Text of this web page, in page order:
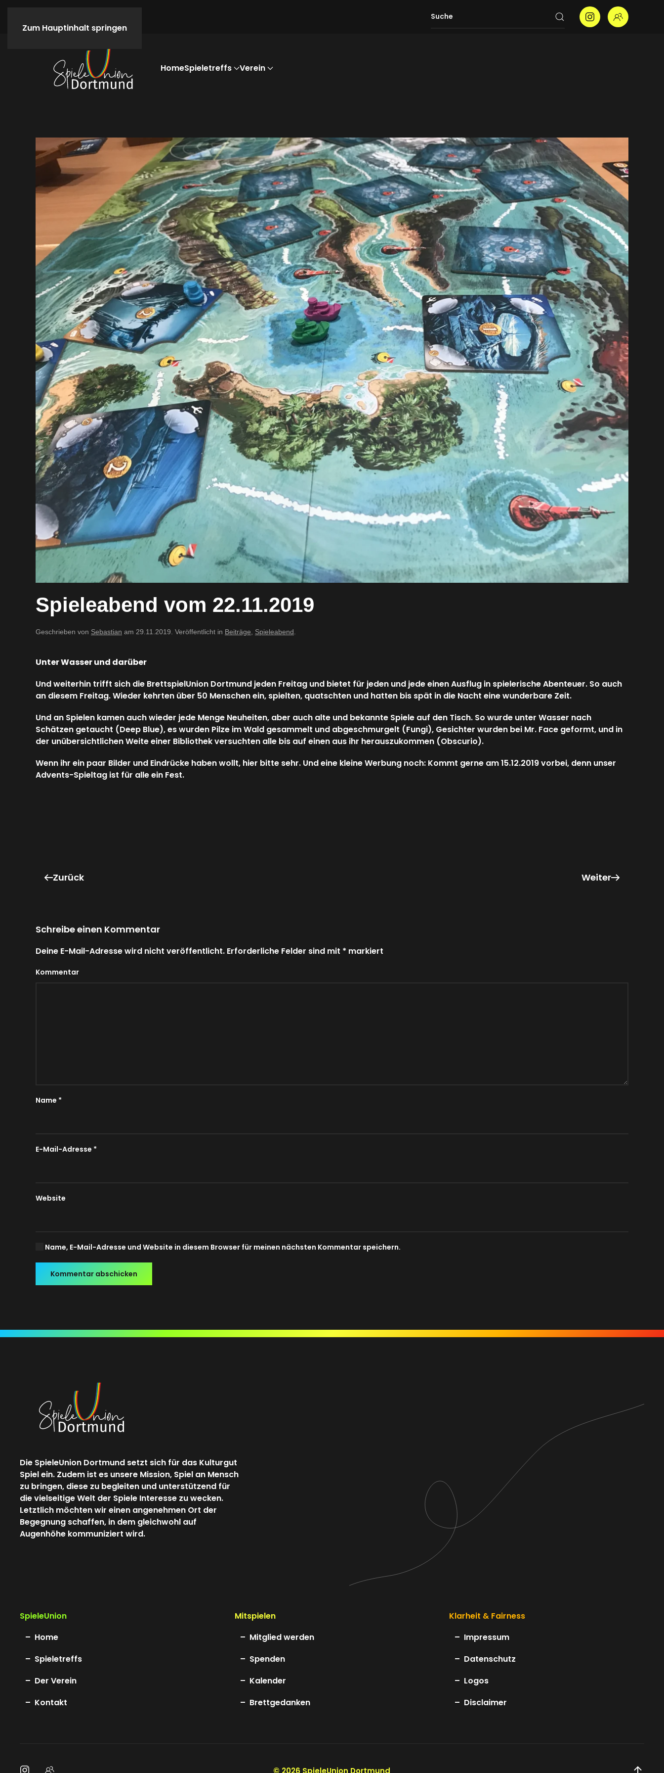
Zum Hauptinhalt springen
HomeSpieletreffs Verein
Spieleabend vom 22.11.2019
Geschrieben von Sebastian am 29.11.2019. Veröffentlicht in Beiträge, Spieleabend.
Unter Wasser und darüber
Und weiterhin trifft sich die BrettspielUnion Dortmund jeden Freitag und bietet für jeden und jede einen Ausflug in spielerische Abenteuer. So auch
an diesem Freitag. Wieder kehrten über 50 Menschen ein, spielten, quatschten und hatten bis spät in die Nacht eine wunderbare Zeit.
Und an Spielen kamen auch wieder jede Menge Neuheiten, aber auch alte und bekannte Spiele auf den Tisch. So wurde unter Wasser nach
Schätzen getaucht (Deep Blue), es wurden Pilze im Wald gesammelt und abgeschmurgelt (Fungi), Gesichter wurden bei Mr. Face geformt, und in
der unübersichtlichen Weite einer Bibliothek versuchten alle bis auf einen aus ihr herauszukommen (Obscurio).
Wenn ihr ein paar Bilder und Eindrücke haben wollt, hier bitte sehr. Und eine kleine Werbung noch: Kommt gerne am 15.12.2019 vorbei, denn unser
Advents-Spieltag ist für alle ein Fest.
Zurück Weiter
Schreibe einen Kommentar
Deine E-Mail-Adresse wird nicht veröffentlicht. Erforderliche Felder sind mit * markiert
Kommentar
Name *
E-Mail-Adresse *
Website
Name, E-Mail-Adresse und Website in diesem Browser für meinen nächsten Kommentar speichern.
Kommentar abschicken
Die SpieleUnion Dortmund setzt sich für das Kulturgut
Spiel ein. Zudem ist es unsere Mission, Spiel an Mensch
zu bringen, diese zu begleiten und unterstützend für
die vielseitige Welt der Spiele Interesse zu wecken.
Letztlich möchten wir einen angenehmen Ort der
Begegnung schaffen, in dem gleichwohl auf
Augenhöhe kommuniziert wird.
SpieleUnion
Home
Spieletreffs
Der Verein
Kontakt
Mitspielen
Mitglied werden
Spenden
Kalender
Brettgedanken
Klarheit & Fairness
Impressum
Datenschutz
Logos
Disclaimer
© 2026 SpieleUnion Dortmund